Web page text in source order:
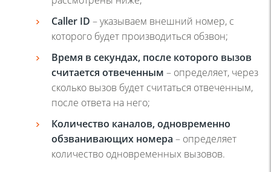
Caller ID – указываем внешний номер, с
которого будет производиться обзвон;
Время в секундах, после которого вызов
считается отвеченным – определяет, через
сколько вызов будет считаться отвеченным,
после ответа на него;
Количество каналов, одновременно
обзванивающих номера – определяет
количество одновременных вызовов.